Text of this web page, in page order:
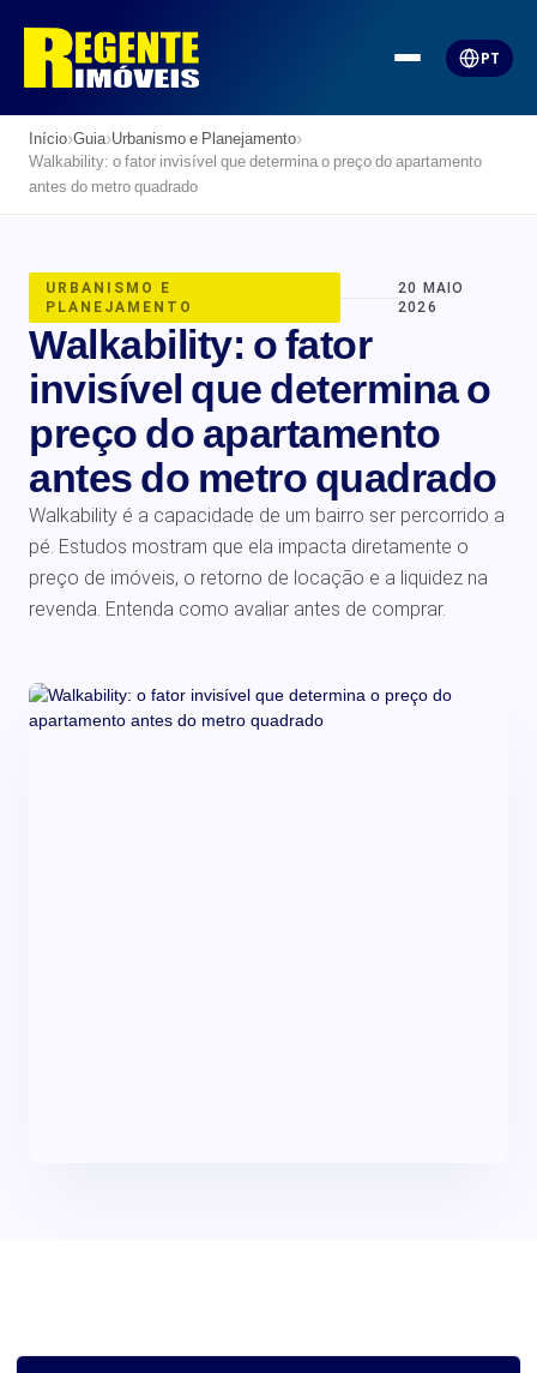
PT
Início›Guia›Urbanismo e Planejamento›
Walkability: o fator invisível que determina o preço do apartamento
antes do metro quadrado
URBANISMO E
PLANEJAMENTO
20 MAIO
2026
Walkability: o fator
invisível que determina o
preço do apartamento
antes do metro quadrado
Walkability é a capacidade de um bairro ser percorrido a
pé. Estudos mostram que ela impacta diretamente o
preço de imóveis, o retorno de locação e a liquidez na
revenda. Entenda como avaliar antes de comprar.